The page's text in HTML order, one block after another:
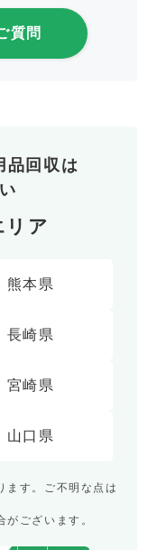
質問
品回収は
リア
熊本県
長崎県
宮崎県
山口県
す。ご不明な点は
ございます。